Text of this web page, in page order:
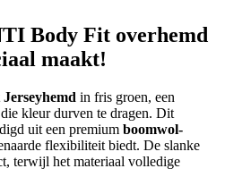
Body Fit overhemd
maakt!
in fris groen, een
kleur durven te dragen. Dit
uit een premium boomwol-
flexibiliteit biedt. De slanke
terwijl het materiaal volledige